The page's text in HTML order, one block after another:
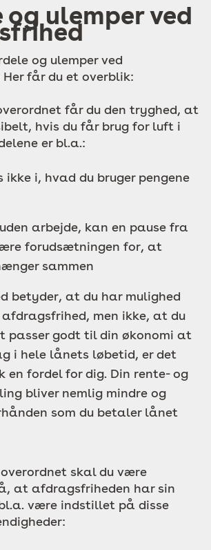
og ulemper ved
og ulemper ved
får du et overblik:
får du den tryghed, at
hvis du får brug for luft i
er bl.a.:
ikke i, hvad du bruger pengene
arbejde, kan en pause fra
forudsætningen for, at
sammen
betyder, at du har mulighed
men ikke, at du
passer godt til din økonomi at
i hele lånets løbetid, er det
en fordel for dig. Din rente- og
bliver nemlig mindre og
som du betaler lånet
skal du være
at afdragsfriheden har sin
være indstillet på disse